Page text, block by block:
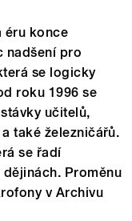
éru konce
nadšení pro
se logicky
roku 1996 se
učitelů,
také železničářů.
se řadí
Proměnu
v Archivu